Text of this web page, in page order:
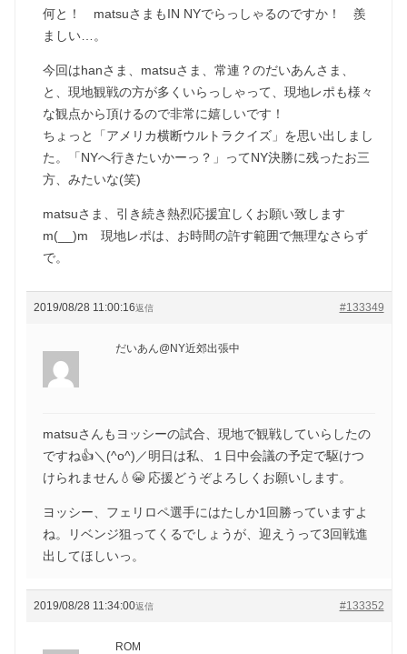
何と！ matsuさまもIN NYでらっしゃるのですか！ 羨
ましい…。
今回はhanさま、matsuさま、常連？のだいあんさま、
と、現地観戦の方が多くいらっしゃって、現地レポも様々
な観点から頂けるので非常に嬉しいです！
ちょっと「アメリカ横断ウルトラクイズ」を思い出しまし
た。「NYへ行きたいかーっ？」ってNY決勝に残ったお三
方、みたいな(笑)
matsuさま、引き続き熱烈応援宜しくお願い致します
m(__)m 現地レポは、お時間の許す範囲で無理なさらず
で。
2019/08/28 11:00:16 #133349
返信
だいあん@NY近郊出張中
matsuさんもヨッシーの試合、現地で観戦していらしたの
ですね👍＼(^o^)／明日は私、１日中会議の予定で駆けつ
けられません💧😭 応援どうぞよろしくお願いします。
ヨッシー、フェリロペ選手にはたしか1回勝っていますよ
ね。リベンジ狙ってくるでしょうが、迎えうって3回戦進
出してほしいっ。
2019/08/28 11:34:00 #133352
返信
ROM